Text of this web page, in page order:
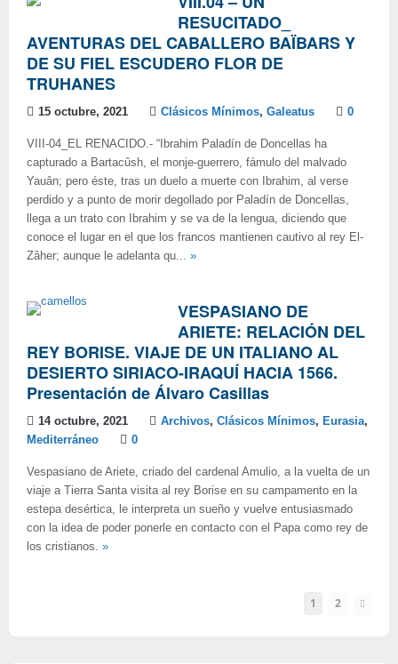
RESUCITADO_
AVENTURAS DEL CABALLERO BAÏBARS Y
DE SU FIEL ESCUDERO FLOR DE
TRUHANES
15 octubre, 2021 Clásicos Mínimos, Galeatus 0
VIII-04_EL RENACIDO.- “Ibrahim Paladín de Doncellas ha
capturado a Bartacûsh, el monje-guerrero, fámulo del malvado
Yauân; pero éste, tras un duelo a muerte con Ibrahim, al verse
perdido y a punto de morir degollado por Paladín de Doncellas,
llega a un trato con Ibrahim y se va de la lengua, diciendo que
conoce el lugar en el que los francos mantienen cautivo al rey El-
Zâher; aunque le adelanta qu... »
VESPASIANO DE
ARIETE: RELACIÓN DEL
REY BORISE. VIAJE DE UN ITALIANO AL
DESIERTO SIRIACO-IRAQUÍ HACIA 1566.
Presentación de Álvaro Casillas
14 octubre, 2021 Archivos, Clásicos Mínimos, Eurasia,
Mediterráneo
0
Vespasiano de Ariete, criado del cardenal Amulio, a la vuelta de un
viaje a Tierra Santa visita al rey Borise en su campamento en la
estepa desértica, le interpreta un sueño y vuelve entusiasmado
con la idea de poder ponerle en contacto con el Papa como rey de
los cristianos. »
1 2